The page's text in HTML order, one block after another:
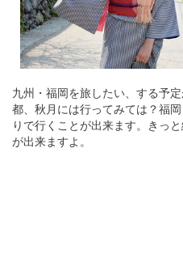
九州・福岡を旅したい、する予
都、秋月には行ってみては？福
りで行くことが出来ます。きっ
が出来ますよ。